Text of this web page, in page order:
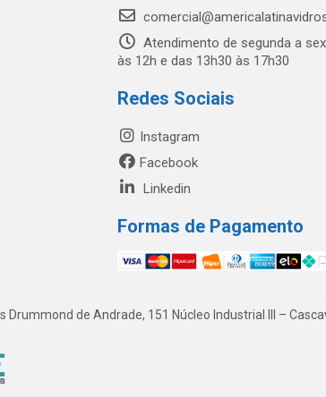
Atendimento de segunda a
às 12h e das 13h30 às 17h30
Redes Sociais
Instagram
Facebook
Linkedin
Formas de Pagamento
de Andrade, 151 Núcleo Industrial III –